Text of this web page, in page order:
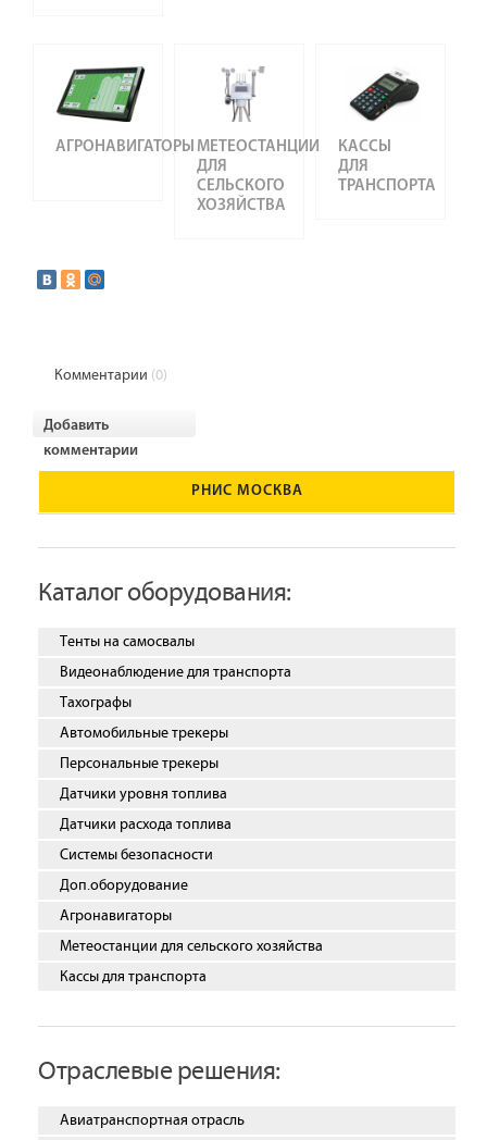
АГРОНАВИГАТОРЫ МЕТЕОСТАНЦИИ
ДЛЯ
СЕЛЬСКОГО
ХОЗЯЙСТВА
КАССЫ
ДЛЯ
ТРАНСПОРТА
Комментарии (0)
Добавить
комментарии
РНИС МОСКВА
Каталог оборудования:
Тенты на самосвалы
Видеонаблюдение для транспорта
Тахографы
Автомобильные трекеры
Персональные трекеры
Датчики уровня топлива
Датчики расхода топлива
Системы безопасности
Доп.оборудование
Агронавигаторы
Метеостанции для сельского хозяйства
Кассы для транспорта
Отраслевые решения:
Авиатранспортная отрасль